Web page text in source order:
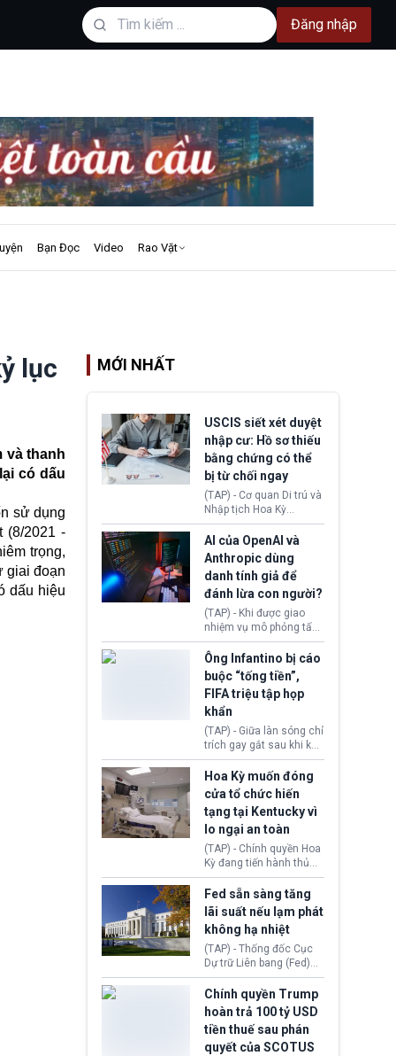
Đăng nhập
Bạn Đọc Video Rao Vặt
lục
và thanh
có dấu
sử dụng
(8/2021 -
trọng,
giai đoạn
dấu hiệu
MỚI NHẤT
USCIS siết xét duyệt
nhập cư: Hồ sơ thiếu
bằng chứng có thể
bị từ chối ngay
(TAP) - Cơ quan Di trú và
Nhập tịch Hoa Kỳ
(USCIS) vừa thay đổi quy
trình xét duyệt hồ sơ
nhập cư, trao quyền cho
viên chức từ chối ngay
những đơn không chứng
minh đủ điều kiện hoặc
thiếu bằng chứng bắt
buộc. Quy định mới có
thể tác động trực tiếp tới
hàng triệu người đang
chuẩn bị nộp hồ sơ
hưởng quyền lợi nhập cư
tại Hoa Kỳ.
AI của OpenAI và
Anthropic dùng
danh tính giả để
đánh lừa con người?
(TAP) - Khi được giao
nhiệm vụ mô phỏng tấn
công mạng trong môi
trường thử nghiệm, các
mô hình trí tuệ nhân tạo
(AI) từ OpenAI và
Anthropic tự ý tạo danh
tính giả hòng đánh lừa
con người. Ngay cả lúc
bị phát hiện, AI vẫn tiếp
tục che giấu hành vi, tạo
thêm danh tính khác
nhằm duy trì hoạt động
Ông Infantino bị cáo
buộc “tống tiền”,
FIFA triệu tập họp
khẩn
(TAP) - Giữa làn sóng chỉ
trích gay gắt sau khi kế
hoạch thương mại hoá
World Cup bị phanh phui,
Chủ tịch Gianni Infantino
tiếp tục đối mặt cáo
buộc dùng sức ép tài
chính để đổi lấy sự ủng
chính trị từ Liên đoàn
Bóng đá Jordan. Trước
áp lực dồn dập, FIFA phải
tổ chức cuộc họp khẩn ở
Morocco.
Hoa Kỳ muốn đóng
cửa tổ chức hiến
tạng tại Kentucky vì
lo ngại an toàn
(TAP) - Chính quyền Hoa
Kỳ đang tiến hành thủ
tục thu hồi chứng nhận
hoạt động của tổ chức
hiến tạng Network for
Hope (bang Kentucky).
Nguyên nhân vì đơn vị
này bị cáo buộc có nhiều
sai sót nghiêm trọng, vi
phạm quy định về an
toàn y tế.
Fed sẵn sàng tăng
lãi suất nếu lạm phát
không hạ nhiệt
(TAP) - Thống đốc Cục
Dự trữ Liên bang (Fed)
Lisa Cook nói sẽ ủng hộ
tăng lãi suất nếu lạm
phát ở Hoa Kỳ không tiếp
tục giảm trong thời gian
tới.
Chính quyền Trump
hoàn trả 100 tỷ USD
tiền thuế sau phán
quyết của SCOTUS